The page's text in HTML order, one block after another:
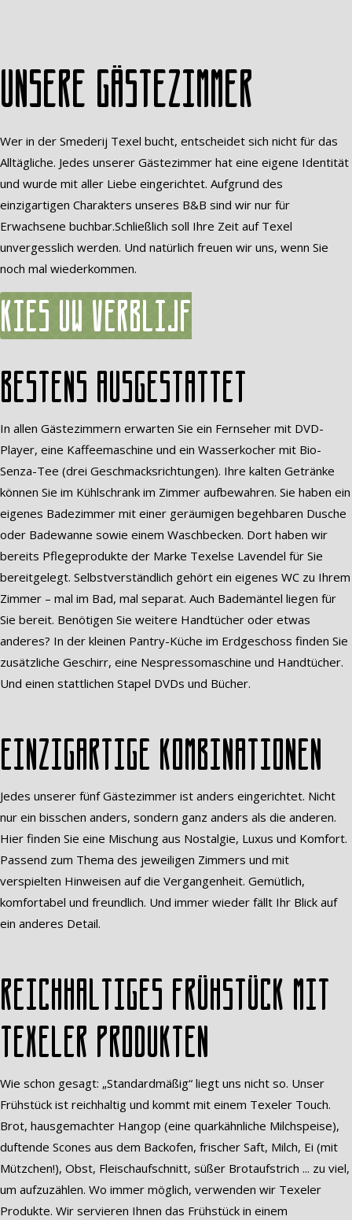
Unsere Gästezimmer
Wer in der Smederij Texel bucht, entscheidet sich nicht für das
Alltägliche. Jedes unserer Gästezimmer hat eine eigene Identität
und wurde mit aller Liebe eingerichtet. Aufgrund des
einzigartigen Charakters unseres B&B sind wir nur für
Erwachsene buchbar.Schließlich soll Ihre Zeit auf Texel
unvergesslich werden. Und natürlich freuen wir uns, wenn Sie
noch mal wiederkommen.
Kies uw verblijf
Bestens ausgestattet
In allen Gästezimmern erwarten Sie ein Fernseher mit DVD-
Player, eine Kaffeemaschine und ein Wasserkocher mit Bio-
Senza-Tee (drei Geschmacksrichtungen). Ihre kalten Getränke
können Sie im Kühlschrank im Zimmer aufbewahren. Sie haben ein
eigenes Badezimmer mit einer geräumigen begehbaren Dusche
oder Badewanne sowie einem Waschbecken. Dort haben wir
bereits Pflegeprodukte der Marke Texelse Lavendel für Sie
bereitgelegt. Selbstverständlich gehört ein eigenes WC zu Ihrem
Zimmer – mal im Bad, mal separat. Auch Bademäntel liegen für
Sie bereit. Benötigen Sie weitere Handtücher oder etwas
anderes? In der kleinen Pantry-Küche im Erdgeschoss finden Sie
zusätzliche Geschirr, eine Nespressomaschine und Handtücher.
Und einen stattlichen Stapel DVDs und Bücher.
Einzigartige Kombinationen
Jedes unserer fünf Gästezimmer ist anders eingerichtet. Nicht
nur ein bisschen anders, sondern ganz anders als die anderen.
Hier finden Sie eine Mischung aus Nostalgie, Luxus und Komfort.
Passend zum Thema des jeweiligen Zimmers und mit
verspielten Hinweisen auf die Vergangenheit. Gemütlich,
komfortabel und freundlich. Und immer wieder fällt Ihr Blick auf
ein anderes Detail.
Reichhaltiges Frühstück mit
Texeler Produkten
Wie schon gesagt: „Standardmäßig“ liegt uns nicht so. Unser
Frühstück ist reichhaltig und kommt mit einem Texeler Touch.
Brot, hausgemachter Hangop (eine quarkähnliche Milchspeise),
duftende Scones aus dem Backofen, frischer Saft, Milch, Ei (mit
Mützchen!), Obst, Fleischaufschnitt, süßer Brotaufstrich ... zu viel,
um aufzuzählen. Wo immer möglich, verwenden wir Texeler
Produkte. Wir servieren Ihnen das Frühstück in einem